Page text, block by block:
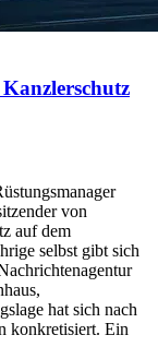
von
auf dem
selbst gibt sich
hat sich nach
konkretisiert. Ein